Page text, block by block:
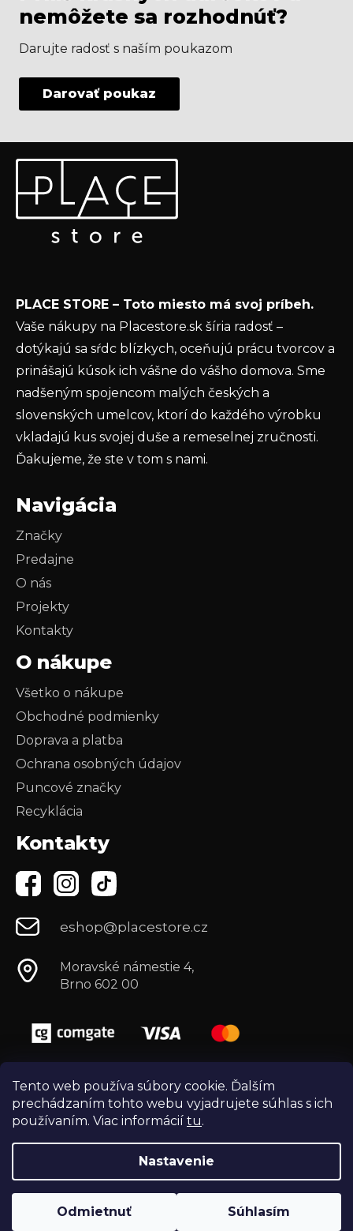
Tento web používa súbory cookie. Ďalším
prechádzaním tohto webu vyjadrujete súhlas s ich
používaním. Viac informácií tu.
Nastavenie
Odmietnuť Súhlasím
nemôžete sa rozhodnúť?
Darujte radosť s naším poukazom
Darovať poukaz
Odoberať newsletter
Vložte svoj e-mail a my Vám budeme zasielať informácie
o nových produktoch na našom e-shope.
ochrany osobných údajov
PRIHLÁSIŤ SA
PLACE STORE – Toto miesto má svoj príbeh.
Vaše nákupy na Placestore.sk šíria radosť –
dotýkajú sa sŕdc blízkych, oceňujú prácu tvorcov a
prinášajú kúsok ich vášne do vášho domova. Sme
nadšeným spojencom malých českých a
slovenských umelcov, ktorí do každého výrobku
vkladajú kus svojej duše a remeselnej zručnosti.
Ďakujeme, že ste v tom s nami.
Navigácia
Značky
Predajne
O nás
Projekty
Kontakty
O nákupe
Všetko o nákupe
Obchodné podmienky
Doprava a platba
Ochrana osobných údajov
Puncové značky
Recyklácia
Kontakty
eshop@placestore.cz
Moravské námestie 4,
Brno 602 00
Vytvoril Shoptet
Copyright 2026Môj e-shop. Všetky práva